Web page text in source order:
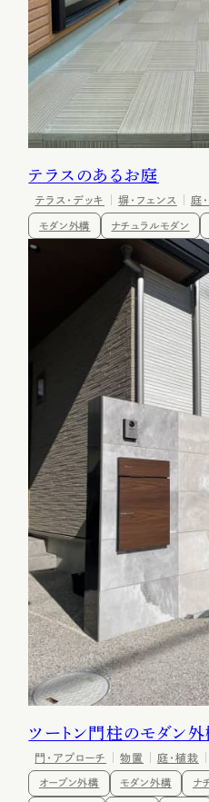
テラスのあるお庭
テラス・デッキ 塀・フェンス 庭
モダン外構 ナチュラルモダン
ツートン門柱のモダン外
門・アプローチ 物置 庭・植栽
オープン外構 モダン外構 ナ